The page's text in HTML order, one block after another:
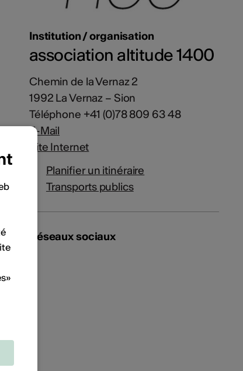
Institution / organisation
association altitude 1400
Chemin de la Vernaz 2
1992 La Vernaz – Sion
Téléphone +41 (0)78 809 63 48
E-Mail
Site Internet
Planifier un itinéraire
Transports publics
Réseaux sociaux